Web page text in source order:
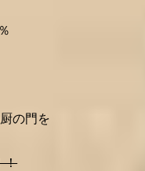
の門を
！